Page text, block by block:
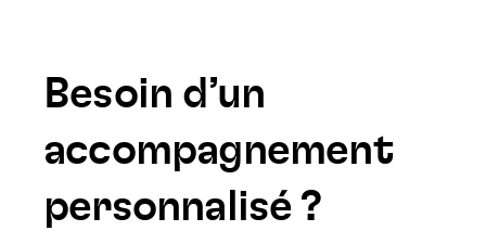
Besoin d’un
accompagnement
personnalisé ?